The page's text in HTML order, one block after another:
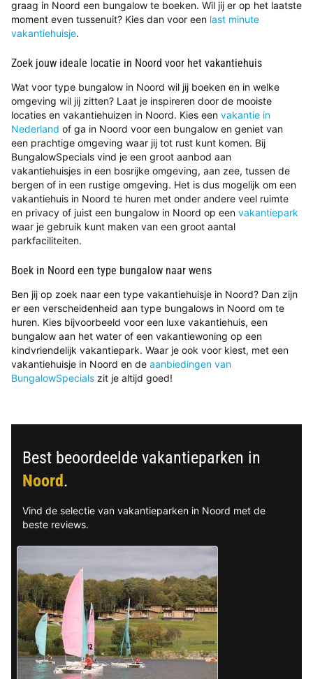
graag in Noord een bungalow te boeken. Wil jij er op het laatste
moment even tussenuit? Kies dan voor een last minute
vakantiehuisje.
Zoek jouw ideale locatie in Noord voor het vakantiehuis
Wat voor type bungalow in Noord wil jij boeken en in welke
omgeving wil jij zitten? Laat je inspireren door de mooiste
locaties en vakantiehuizen in Noord. Kies een vakantie in
Nederland of ga in Noord voor een bungalow en geniet van
een prachtige omgeving waar jij tot rust kunt komen. Bij
BungalowSpecials vind je een groot aanbod aan
vakantiehuisjes in een bosrijke omgeving, aan zee, tussen de
bergen of in een rustige omgeving. Het is dus mogelijk om een
vakantiehuis in Noord te huren met onder andere veel ruimte
en privacy of juist een bungalow in Noord op een vakantiepark
waar je gebruik kunt maken van een groot aantal
parkfaciliteiten.
Boek in Noord een type bungalow naar wens
Ben jij op zoek naar een type vakantiehuisje in Noord? Dan zijn
er een verscheidenheid aan type bungalows in Noord om te
huren. Kies bijvoorbeeld voor een luxe vakantiehuis, een
bungalow aan het water of een vakantiewoning op een
kindvriendelijk vakantiepark. Waar je ook voor kiest, met een
vakantiehuisje in Noord en de aanbiedingen van
BungalowSpecials zit je altijd goed!
Best beoordeelde vakantieparken in
Noord.
Vind de selectie van vakantieparken in Noord met de
beste reviews.